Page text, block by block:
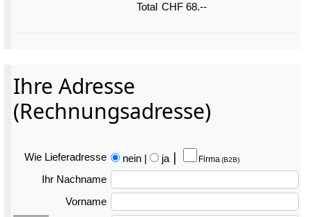
Total CHF 68.--
Ihre Adresse
(Rechnungsadresse)
Wie Liefer­adresse nein | ja Firma(B2B)
Ihr Nachname
Vorname